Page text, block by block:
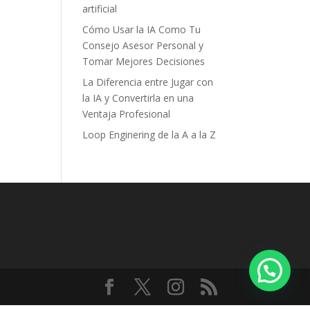
artificial
Cómo Usar la IA Como Tu
Consejo Asesor Personal y
Tomar Mejores Decisiones
La Diferencia entre Jugar con
la IA y Convertirla en una
Ventaja Profesional
Loop Enginering de la A a la Z